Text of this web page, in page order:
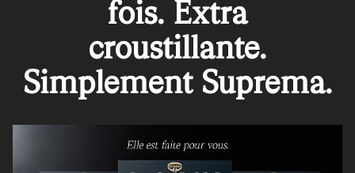
fois. Extra
croustillante.
Simplement Suprema.